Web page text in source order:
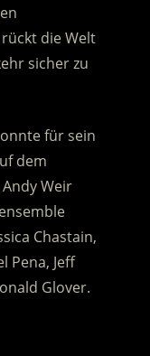
die Welt
sicher zu
für sein
dem
Weir
Chastain,
Pena, Jeff
Glover.